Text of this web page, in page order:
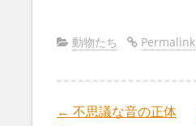
動物たち Permalink
← 不思議な音の正体